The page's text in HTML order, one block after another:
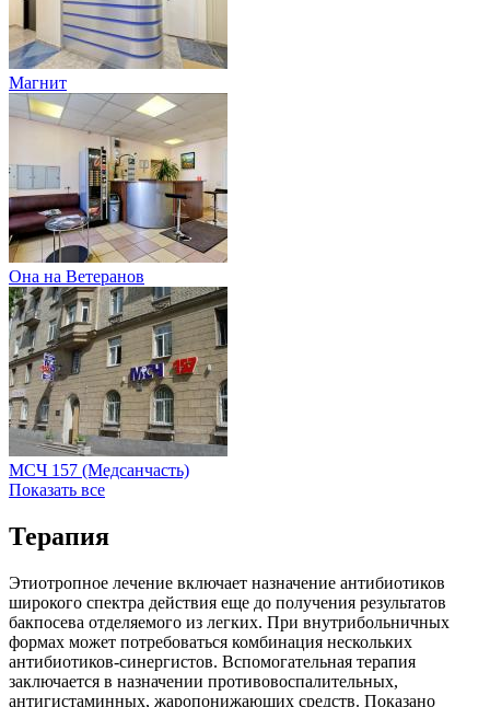
Магнит
Она на Ветеранов
МСЧ 157 (Медсанчасть)
Показать все
Терапия
Этиотропное лечение включает назначение антибиотиков
широкого спектра действия еще до получения результатов
бакпосева отделяемого из легких. При внутрибольничных
формах может потребоваться комбинация нескольких
антибиотиков-синергистов. Вспомогательная терапия
заключается в назначении противовоспалительных,
антигистаминных, жаропонижающих средств. Показано